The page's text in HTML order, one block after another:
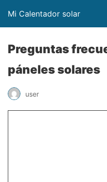
Mi Calentador solar
Preguntas
páneles solares
user